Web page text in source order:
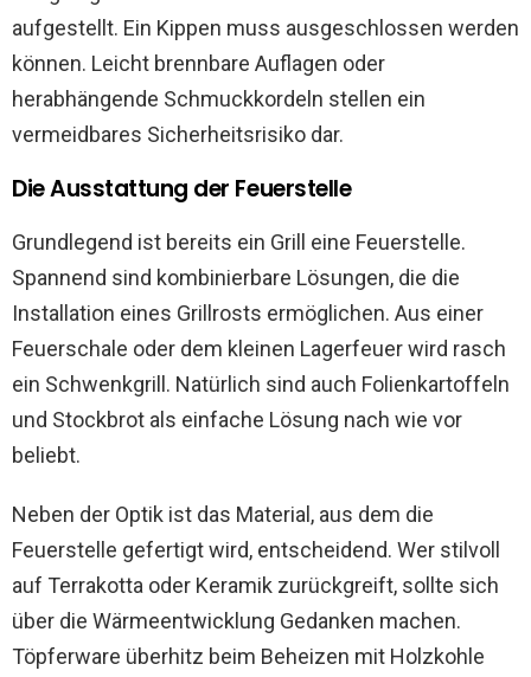
aufgestellt. Ein Kippen muss ausgeschlossen werden
können. Leicht brennbare Auflagen oder
herabhängende Schmuckkordeln stellen ein
vermeidbares Sicherheitsrisiko dar.
Die Ausstattung der Feuerstelle
Grundlegend ist bereits ein Grill eine Feuerstelle.
Spannend sind kombinierbare Lösungen, die die
Installation eines Grillrosts ermöglichen. Aus einer
Feuerschale oder dem kleinen Lagerfeuer wird rasch
ein Schwenkgrill. Natürlich sind auch Folienkartoffeln
und Stockbrot als einfache Lösung nach wie vor
beliebt.
Neben der Optik ist das Material, aus dem die
Feuerstelle gefertigt wird, entscheidend. Wer stilvoll
auf Terrakotta oder Keramik zurückgreift, sollte sich
über die Wärmeentwicklung Gedanken machen.
Töpferware überhitz beim Beheizen mit Holzkohle